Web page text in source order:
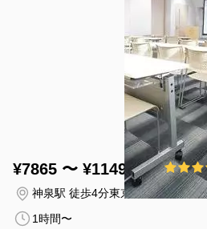
¥7865 〜 ¥11495 /時間
神泉駅 徒歩4分東京都渋谷区道玄
1時間〜